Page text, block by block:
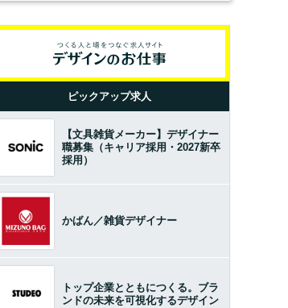
ピックアップ求人
【文具雑貨メーカー】デザイナー
職募集（キャリア採用・2027新卒
採用）
かばん／雑貨デザイナー
トップ企業とともにつくる。ブラ
ンドの未来を可視化するデザイン